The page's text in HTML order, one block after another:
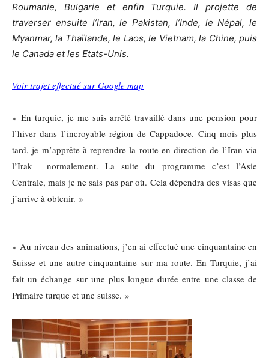
Roumanie, Bulgarie et enfin Turquie. Il projette de
traverser ensuite l’Iran, le Pakistan, l’Inde, le Népal, le
Myanmar, la Thaïlande, le Laos, le Vietnam, la Chine, puis
le Canada et les Etats-Unis.
Voir trajet effectué sur Google map
« En turquie, je me suis arrêté travaillé dans une pension pour
l’hiver dans l’incroyable région de Cappadoce. Cinq mois plus
tard, je m’apprête à reprendre la route en direction de l’Iran via
l’Irak normalement. La suite du programme c’est l’Asie
Centrale, mais je ne sais pas par où. Cela dépendra des visas que
j’arrive à obtenir. »
« Au niveau des animations, j’en ai effectué une cinquantaine en
Suisse et une autre cinquantaine sur ma route. En Turquie, j’ai
fait un échange sur une plus longue durée entre une classe de
Primaire turque et une suisse. »